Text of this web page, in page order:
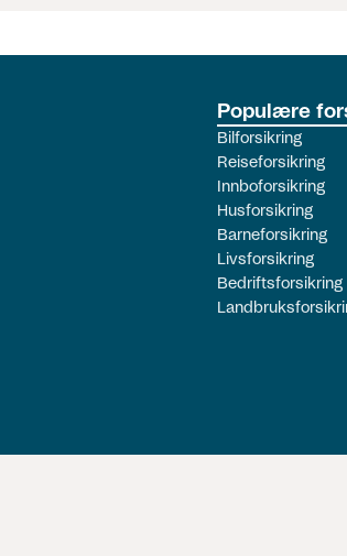
Populære
Bilforsikring
Reiseforsikring
Innboforsikring
Husforsikring
Barneforsikring
Livsforsikring
Bedriftsforsikring